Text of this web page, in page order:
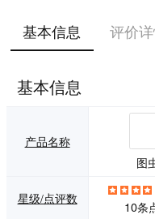
基本信息 评价
基本信息
产品名称
图
星级/点评数
10条